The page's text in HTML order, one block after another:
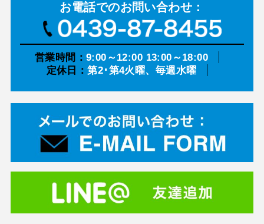
お電話でのお問い合わせ：
営業時間： 9:00～12:00 13:00～18:00
定休日：第2･第4火曜、毎週水曜